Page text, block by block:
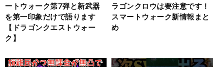
ートウォーク第7弾と新武器
を第一印象だけで語ります
【ドラゴンクエストウォー
ク】
ラゴンクロウは要注意です！
スマートウォーク新情報まと
め